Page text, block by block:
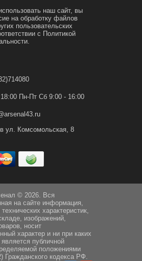
наш сайт, вы
на обработку файлов
пользовательских
с Политикой
Пн-Пт Сб 9:00 - 16:00
ул. Комсомольская, 8
© 2026. Вся
на сайте информация,
характеристик,
изображений,
носит
характер и ни при каких
публичной
положениями
Гражданского кодекса РФ.